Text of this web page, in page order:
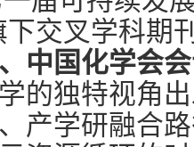
下交叉学科期刊
中国化学会
的独特视角
产学研融合